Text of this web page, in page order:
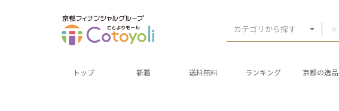
カテゴリから探す
トップ 新着 送料無料 ランキング 京都の逸品